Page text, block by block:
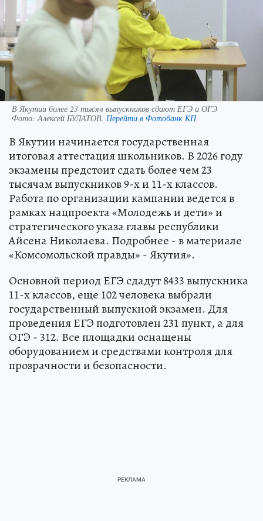
В Якутии более 23 тысяч выпускников сдают ЕГЭ и ОГЭ
Фото:Алексей БУЛАТОВ. Перейти в Фотобанк КП
В Якутии начинается государственная
итоговая аттестация школьников. В 2026 году
экзамены предстоит сдать более чем 23
тысячам выпускников 9-х и 11-х классов.
Работа по организации кампании ведется в
рамках нацпроекта «Молодежь и дети» и
стратегического указа главы республики
Айсена Николаева. Подробнее - в материале
«Комсомольской правды» - Якутия».
Основной период ЕГЭ сдадут 8433 выпускника
11-х классов, еще 102 человека выбрали
государственный выпускной экзамен. Для
проведения ЕГЭ подготовлен 231 пункт, а для
ОГЭ - 312. Все площадки оснащены
оборудованием и средствами контроля для
прозрачности и безопасности.